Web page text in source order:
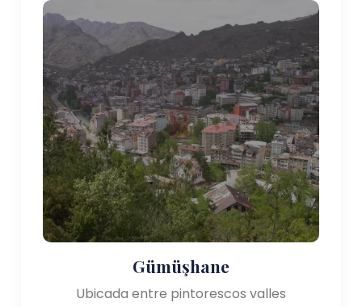
Gümüşhane
Ubicada entre pintorescos valles